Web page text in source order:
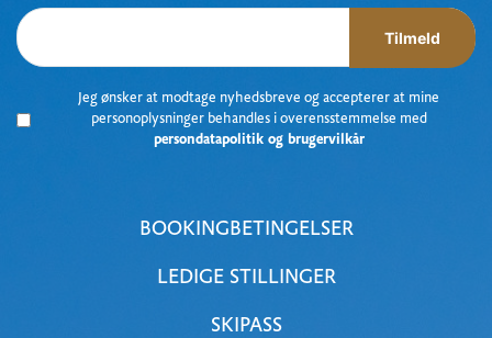
Tilmeld
Jeg ønsker at modtage nyhedsbreve og accepterer at mine
personoplysninger behandles i overensstemmelse med
persondatapolitik og brugervilkår
BOOKINGBETINGELSER
LEDIGE STILLINGER
SKIPASS